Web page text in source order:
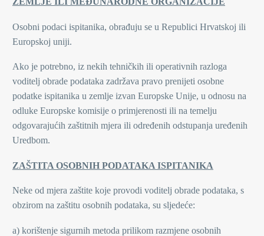
Osobni podaci ispitanika, obrađuju se u Republici Hrvatskoj ili
Europskoj uniji.
Ako je potrebno, iz nekih tehničkih ili operativnih razloga
voditelj obrade podataka zadržava pravo prenijeti osobne
podatke ispitanika u zemlje izvan Europske Unije, u odnosu na
odluke Europske komisije o primjerenosti ili na temelju
odgovarajućih zaštitnih mjera ili određenih odstupanja uređenih
Uredbom.
ZAŠTITA OSOBNIH PODATAKA ISPITANIKA
Neke od mjera zaštite koje provodi voditelj obrade podataka, s
obzirom na zaštitu osobnih podataka, su sljedeće:
a) korištenje sigurnih metoda prilikom razmjene osobnih